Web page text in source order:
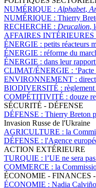
NUMÉRIQUE : Alphabet,
NUMÉRIQUE : Thierry
RECHERCHE : Deucalion,
AFFAIRES INTÉRIEURES
ÉNERGIE : petits réacteurs
ÉNERGIE : réforme du
ÉNERGIE : dans leur
CLIMAT/ÉNERGIE :
ENVIRONNEMENT :
BIODIVERSITÉ :
COMPÉTITIVITÉ : douze
SÉCURITÉ - DÉFENSE
DÉFENSE : Thierry Breton
Invasion Russe de l'Ukraine
AGRICULTURE : la
DÉFENSE : l'Agence
ACTION EXTÉRIEURE
TURQUIE : l’UE ne sera
COMMERCE : la
ÉCONOMIE - FINANCES
ÉCONOMIE : Nadia